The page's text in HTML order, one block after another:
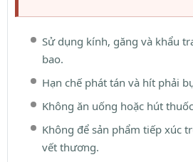
Sử dụng kính, găng và khẩu
bao.
Hạn chế phát tán và hít phải
Không ăn uống hoặc hút
Không để sản phẩm tiếp xúc
vết thương.